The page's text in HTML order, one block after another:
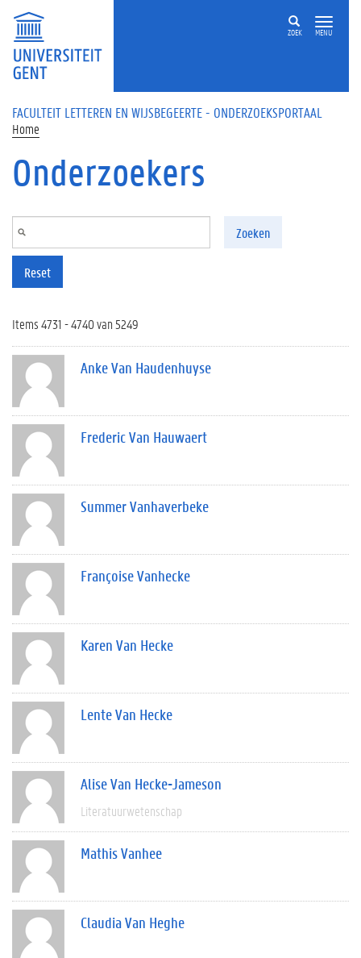
Overslaan en naar de inhoud gaan
ZOEK MENU
FACULTEIT LETTEREN EN WIJSBEGEERTE - ONDERZOEKSPORTAAL
Home
Onderzoekers
Zoeken
Reset
Items 4731 - 4740 van 5249
Anke Van Haudenhuyse
Frederic Van Hauwaert
Summer Vanhaverbeke
Françoise Vanhecke
Karen Van Hecke
Lente Van Hecke
Alise Van Hecke-Jameson
Literatuurwetenschap
Mathis Vanhee
Claudia Van Heghe